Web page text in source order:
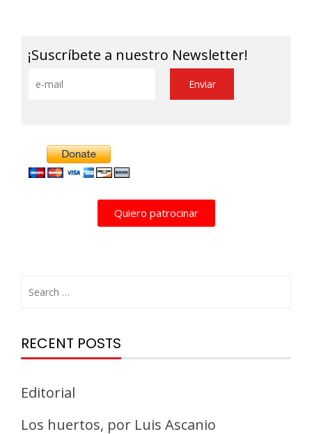
¡Suscríbete a nuestro Newsletter!
Quiero patrocinar
RECENT POSTS
Editorial
Los huertos, por Luis Ascanio